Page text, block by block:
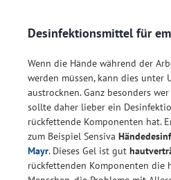
Desinfektionsmittel für
Wenn die Hände während der
werden müssen, kann dies unter
austrocknen. Ganz besonders
sollte daher lieber ein
rückfettende Komponenten hat.
zum Beispiel Sensiva
Mayr. Dieses Gel ist gut
rückfettenden Komponenten die